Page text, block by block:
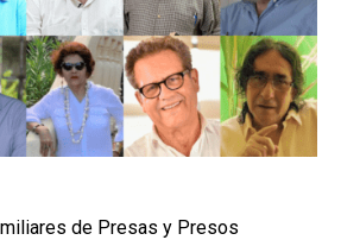
de Presas y Presos